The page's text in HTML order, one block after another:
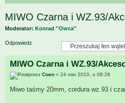
MIWO Czarna i WZ.93/
Moderator: Konrad ''Owca''
Odpowiedz
MIWO Czarna i WZ.93/
przez Coen » 24 mar 2010, o 08:28
Miwo taśmy 20mm, cordura wz.93 i